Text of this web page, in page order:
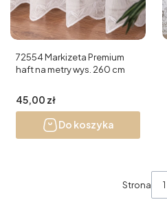
72554 Markizeta Premium
haft na metry wys. 260 cm
Cena
45,00 zł
Do koszyka
Strona